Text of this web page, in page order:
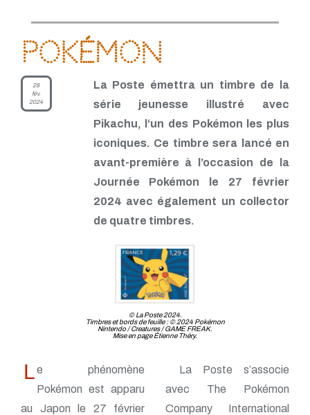
Pokémon
28
fév.
2024
La Poste émettra un timbre de la
série jeunesse illustré avec
Pikachu, l‘un des Pokémon les plus
iconiques. Ce timbre sera lancé en
avant-première à l’occasion de la
Journée Pokémon le 27 février
2024 avec également un collector
de quatre timbres.
© La Poste 2024.
Timbres et bords de feuille : © 2024 Pokémon
Nintendo / Creatures / GAME FREAK.
Mise en page Étienne Théry.
Le phénomène
Pokémon est apparu
au Japon le 27 février
La Poste s’associe
avec The Pokémon
Company International